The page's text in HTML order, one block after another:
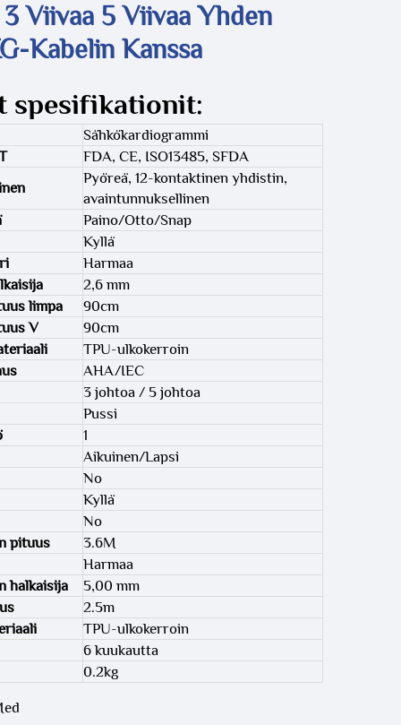
Viivaa 5 Viivaa Yhden
Kabelin Kanssa
spesifikationit:
Sähkökardiogrammi
FDA, CE, ISO13485, SFDA
Pyöreä, 12-kontaktinen yhdistin,
avaintunnuksellinen
Paino/Otto/Snap
Kyllä
Harmaa
2,6 mm
limpa
90cm
V
90cm
TPU-ulkokerroin
AHA/IEC
3 johtoa / 5 johtoa
Pussi
1
Aikuinen/Lapsi
No
Kyllä
No
pituus
3.6M
Harmaa
halkaisija
5,00 mm
2.5m
TPU-ulkokerroin
6 kuukautta
0.2kg